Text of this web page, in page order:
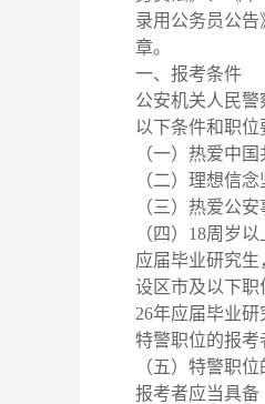
录用公务员公
章。
一、报考条件
公安机关人民
以下条件和职位
（一）热爱中
（二）理想信
（三）热爱公
（四）18周岁
应届毕业研究生
设区市及以下职
26年应届毕业研
特警职位的报考
（五）特警职
报考者应当具备